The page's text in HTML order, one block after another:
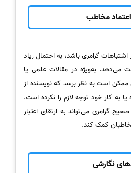
اعتماد مخاطب
اشتباهات گرامری باشد، به احتمال زیاد
می‌دهد. به‌ویژه در مقالات علمی یا
ممکن است به نظر برسد که نویسنده از
یا به کار خود توجه لازم را نکرده است.
گرامری می‌تواند به ارتقای اعتبار
کمک کند.
نگارشی